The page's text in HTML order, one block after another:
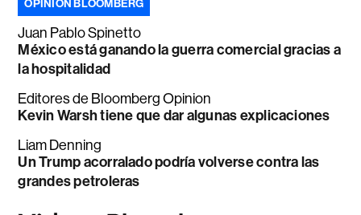
OPINIÓN BLOOMBERG
Juan Pablo Spinetto
México está ganando la guerra comercial gracias a
la hospitalidad
Editores de Bloomberg Opinion
Kevin Warsh tiene que dar algunas explicaciones
Liam Denning
Un Trump acorralado podría volverse contra las
grandes petroleras